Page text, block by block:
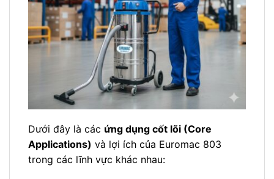
Dưới đây là các ứng dụng cốt lõi (Core
Applications) và lợi ích của Euromac 803
trong các lĩnh vực khác nhau: